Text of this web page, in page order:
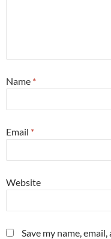
Name *
Email *
Website
Save my name,